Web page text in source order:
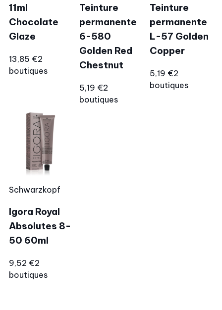
11ml
Chocolate
Glaze
13,85 €2
boutiques
Teinture
permanente
6-580
Golden Red
Chestnut
5,19 €2
boutiques
Teinture
permanente
L-57 Golden
Copper
5,19 €2
boutiques
Schwarzkopf
Igora Royal
Absolutes 8-
50 60ml
9,52 €2
boutiques